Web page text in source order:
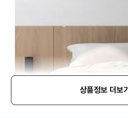
상품정보 더보기